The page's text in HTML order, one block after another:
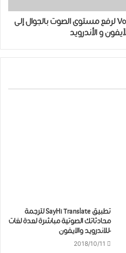
تحميل ﺗﻄﺒﻴﻖ Volume Booster لرفع ﻣﺴﺘﻮﻯ ﺍﻟﺼﻮﺕ ﺑﺎﻟﺠﻮﺍﻝ ﺇﻟﻰ
تطبيق SayHi Translate لترجمة
محادثاتك الصوتية مباشرة لعدة لغات
-للاندرويد والايفون
2018/10/11